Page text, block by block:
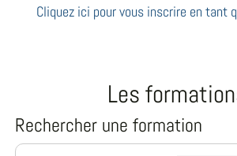
Cliquez ici pour vous inscrire en tant
Les
Rechercher une formation